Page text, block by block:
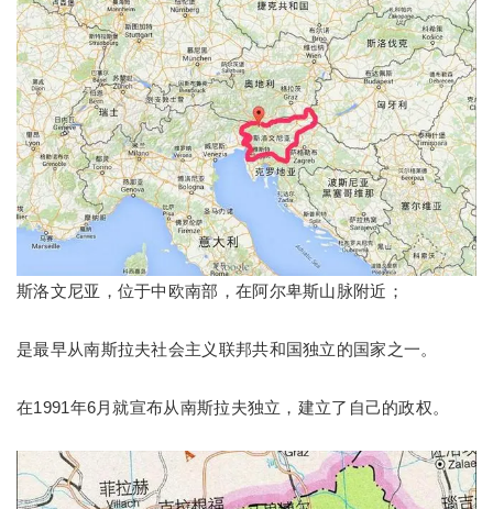
斯洛文尼亚，位于中欧南部，在阿尔卑斯山脉附近；
是最早从南斯拉夫社会主义联邦共和国独立的国家之一。
在1991年6月就宣布从南斯拉夫独立，建立了自己的政权。